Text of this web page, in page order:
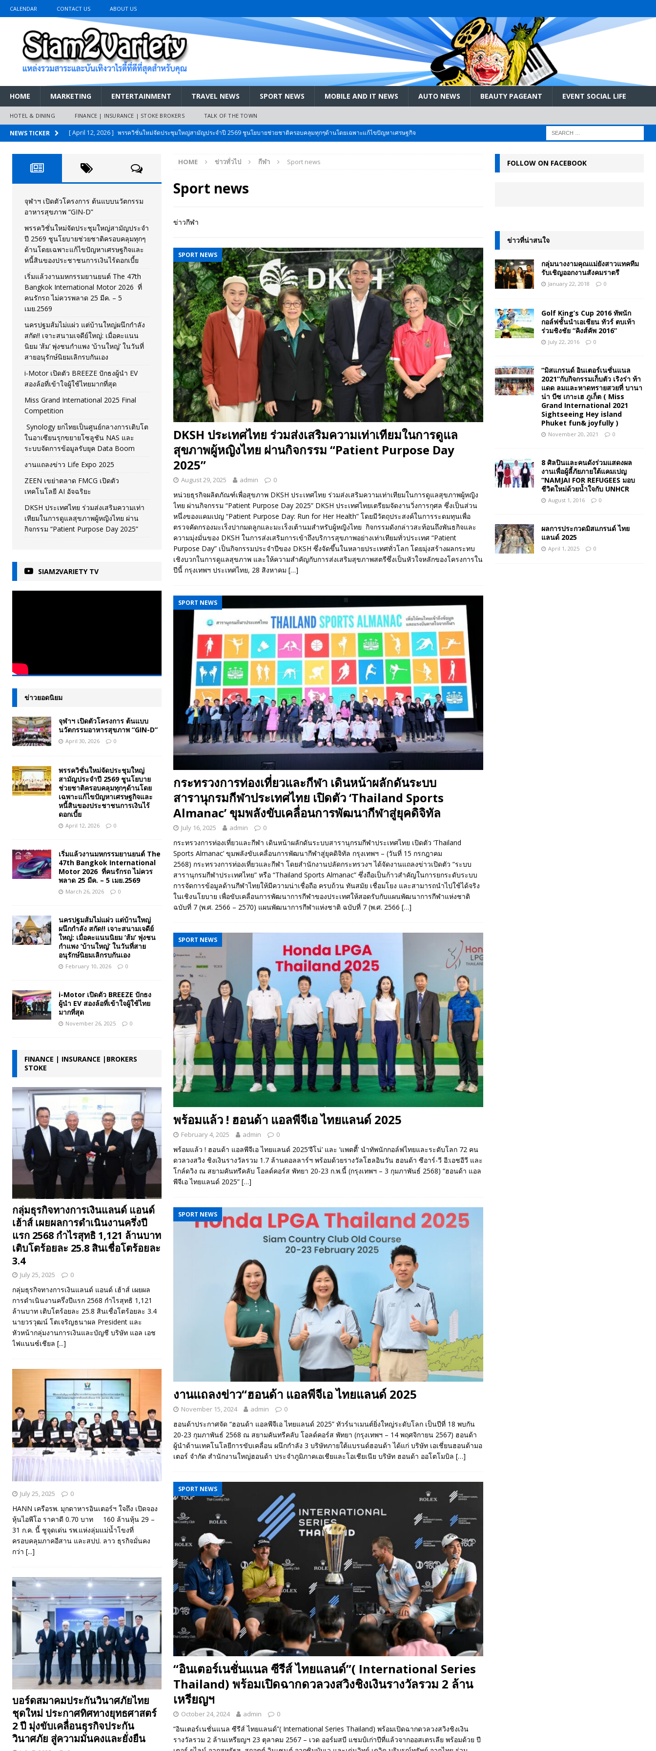
CALENDAR CONTACT US ABOUT US
HOME MARKETING ENTERTAINMENT TRAVEL NEWS SPORT NEWS MOBILE AND IT NEWS AUTO NEWS BEAUTY PAGEANT EVENT SOCIAL LIFE
HOTEL & DINING FINANCE | INSURANCE | STOKE BROKERS TALK OF THE TOWN
NEWS TICKER [ April 12, 2026 ] พรรควิชั่นใหม่จัดประชุมใหญ่สามัญประจำปี 2569 ชูนโยบายช่วยชาติครอบคลุมทุกๆด้านโดยเฉพาะแก้ไขปัญหาเศรษฐกิจ
[ March 26, 2026 ]
เริ่มแล้วงานมหกรรมยานยนต์ The 47th Bangkok International Motor 2026 ที่คนรักรถ ไม่ควรพลาด 25 มีค. – 5
เมย.2569
AUTO NEWS
[ February 10, 2026 ] นครปฐมส้มไม่แผ่ว แต่บ้านใหญ่ผนึกกำลัง สกัด!! เจาะสนามเจดีย์ใหญ่: เมื่อคะแนนนิยม ‘ส้ม’ พุ่งชนกำแพง ‘บ้านใหญ่’ ใน
วันที่สายอนุรักษ์นิยมเลิกรบกันเอง
[ November 26, 2025 ] i-Motor เปิดตัว BREEZE ปักธงผู้นำ EV สองล้อที่เข้าใจผู้ใช้ไทยมากที่สุด
[ April 30, 2026 ] จุฬาฯ เปิดตัวโครงการ ต้นแบบนวัตกรรมอาหารสุขภาพ “GIN-D” EVENT SOCIAL LIFE
HOME ข่าวทั่วไป กีฬา Sport news
Sport news
ข่าวกีฬา
SPORT NEWS
DKSH ประเทศไทย ร่วมส่งเสริมความเท่าเทียมในการดูแล
สุขภาพผู้หญิงไทย ผ่านกิจกรรม “Patient Purpose Day
2025”
August 29, 2025 admin 0
หน่วยธุรกิจผลิตภัณฑ์เพื่อสุขภาพ DKSH ประเทศไทย ร่วมส่งเสริมความเท่าเทียมในการดูแลสุขภาพผู้หญิง
ไทย ผ่านกิจกรรม “Patient Purpose Day 2025” DKSH ประเทศไทยเตรียมจัดงานวิ่งการกุศล ซึ่งเป็นส่วน
หนึ่งของแคมเปญ “Patient Purpose Day: Run for Her Health” โดยมีวัตถุประสงค์ในการระดมทุนเพื่อ
ตรวจคัดกรองมะเร็งปากมดลูกและมะเร็งเต้านมสำหรับผู้หญิงไทย กิจกรรมดังกล่าวสะท้อนถึงพันธกิจและ
ความมุ่งมั่นของ DKSH ในการส่งเสริมการเข้าถึงบริการสุขภาพอย่างเท่าเทียมทั่วประเทศ “Patient
Purpose Day” เป็นกิจกรรมประจำปีของ DKSH ซึ่งจัดขึ้นในหลายประเทศทั่วโลก โดยมุ่งสร้างผลกระทบ
เชิงบวกในการดูแลสุขภาพ และให้ความสำคัญกับการส่งเสริมสุขภาพสตรีซึ่งเป็นหัวใจหลักของโครงการใน
ปีนี้ กรุงเทพฯ ประเทศไทย, 28 สิงหาคม […]
SPORT NEWS
กระทรวงการท่องเที่ยวและกีฬา เดินหน้าผลักดันระบบ
สารานุกรมกีฬาประเทศไทย เปิดตัว ‘Thailand Sports
Almanac’ ขุมพลังขับเคลื่อนการพัฒนากีฬาสู่ยุคดิจิทัล
July 16, 2025 admin 0
กระทรวงการท่องเที่ยวและกีฬา เดินหน้าผลักดันระบบสารานุกรมกีฬาประเทศไทย เปิดตัว ‘Thailand
Sports Almanac’ ขุมพลังขับเคลื่อนการพัฒนากีฬาสู่ยุคดิจิทัล กรุงเทพฯ – (วันที่ 15 กรกฎาคม
2568) กระทรวงการท่องเที่ยวและกีฬา โดยสำนักงานปลัดกระทรวงฯ ได้จัดงานแถลงข่าวเปิดตัว “ระบบ
สารานุกรมกีฬาประเทศไทย” หรือ “Thailand Sports Almanac” ซึ่งถือเป็นก้าวสำคัญในการยกระดับระบบ
การจัดการข้อมูลด้านกีฬาไทยให้มีความน่าเชื่อถือ ครบถ้วน ทันสมัย เชื่อมโยง และสามารถนำไปใช้ได้จริง
ในเชิงนโยบาย เพื่อขับเคลื่อนการพัฒนาการกีฬาของประเทศให้สอดรับกับแผนพัฒนาการกีฬาแห่งชาติ
ฉบับที่ 7 (พ.ศ. 2566 – 2570) แผนพัฒนาการกีฬาแห่งชาติ ฉบับที่ 7 (พ.ศ. 2566 […]
SPORT NEWS
พร้อมแล้ว ! ฮอนด้า แอลพีจีเอ ไทยแลนด์ 2025
February 4, 2025 admin 0
พร้อมแล้ว ! ฮอนด้า แอลพีจีเอ ไทยแลนด์ 2025‘จีโน่’ และ ‘แพตตี้’ นำทัพนักกอล์ฟไทยและระดับโลก 72 คน
ดวลวงสวิง ชิงเงินรางวัลรวม 1.7 ล้านดอลลาร์ฯ พร้อมด้วยรางวัลโฮลอินวัน ฮอนด้า ซีอาร์-วี อี:เอชอีวี และ
โกล์ดวิง ณ สยามคันทรีคลับ โอลด์คอร์ส พัทยา 20-23 ก.พ.นี้ (กรุงเทพฯ – 3 กุมภาพันธ์ 2568) “ฮอนด้า แอล
พีจีเอ ไทยแลนด์ 2025” […]
SPORT NEWS
งานแถลงข่าว“ฮอนด้า แอลพีจีเอ ไทยแลนด์ 2025
November 15, 2024 admin 0
ฮอนด้าประกาศจัด “ฮอนด้า แอลพีจีเอ ไทยแลนด์ 2025” ทัวร์นาเมนต์ยิ่งใหญ่ระดับโลก เป็นปีที่ 18 พบกัน
20-23 กุมภาพันธ์ 2568 ณ สยามคันทรีคลับ โอลด์คอร์ส พัทยา (กรุงเทพฯ – 14 พฤศจิกายน 2567) ฮอนด้า
ผู้นำด้านเทคโนโลยีการขับเคลื่อน ผนึกกำลัง 3 บริษัทภายใต้แบรนด์ฮอนด้า ได้แก่ บริษัท เอเชี่ยนฮอนด้ามอ
เตอร์ จำกัด สำนักงานใหญ่ฮอนด้า ประจำภูมิภาคเอเชียและโอเชียเนีย บริษัท ฮอนด้า ออโตโมบิล […]
SPORT NEWS
“อินเตอร์เนชั่นแนล ซีรีส์ ไทยแลนด์”( International Series
Thailand) พร้อมเปิดฉากดวลวงสวิงชิงเงินรางวัลรวม 2 ล้าน
เหรียญฯ
October 24, 2024 admin 0
“อินเตอร์เนชั่นแนล ซีรีส์ ไทยแลนด์”( International Series Thailand) พร้อมเปิดฉากดวลวงสวิงชิงเงิน
รางวัลรวม 2 ล้านเหรียญฯ 23 ตุลาคม 2567 – เวด ออร์มสบี แชมป์เก่าปีที่แล้วจากออสเตรเลีย พร้อมด้วย ปี
จุฬาฯ เปิดตัวโครงการ ต้นแบบนวัตกรรม
อาหารสุขภาพ “GIN-D”
พรรควิชั่นใหม่จัดประชุมใหญ่สามัญประจำ
ปี 2569 ชูนโยบายช่วยชาติครอบคลุมทุกๆ
ด้านโดยเฉพาะแก้ไขปัญหาเศรษฐกิจและ
หนี้สินของประชาชนการเงินไร้ดอกเบี้ย
เริ่มแล้วงานมหกรรมยานยนต์ The 47th
Bangkok International Motor 2026 ที่
คนรักรถ ไม่ควรพลาด 25 มีค. – 5
เมย.2569
นครปฐมส้มไม่แผ่ว แต่บ้านใหญ่ผนึกกำลัง
สกัด!! เจาะสนามเจดีย์ใหญ่: เมื่อคะแนน
นิยม ‘ส้ม’ พุ่งชนกำแพง ‘บ้านใหญ่’ ในวันที่
สายอนุรักษ์นิยมเลิกรบกันเอง
i-Motor เปิดตัว BREEZE ปักธงผู้นำ EV
สองล้อที่เข้าใจผู้ใช้ไทยมากที่สุด
Miss Grand International 2025 Final
Competition
Synology ยกไทยเป็นศูนย์กลางการเติบโต
ในอาเซียนรุกขยายโซลูชัน NAS และ
ระบบจัดการข้อมูลรับยุค Data Boom
งานแถลงข่าว Life Expo 2025
ZEEN เขย่าตลาด FMCG เปิดตัว
เทคโนโลยี AI อัจฉริยะ
DKSH ประเทศไทย ร่วมส่งเสริมความเท่า
เทียมในการดูแลสุขภาพผู้หญิงไทย ผ่าน
กิจกรรม “Patient Purpose Day 2025”
SIAM2VARIETY TV
ข่าวยอดนิยม
จุฬาฯ เปิดตัวโครงการ ต้นแบบ
นวัตกรรมอาหารสุขภาพ “GIN-D”
April 30, 2026 0
พรรควิชั่นใหม่จัดประชุมใหญ่
สามัญประจำปี 2569 ชูนโยบาย
ช่วยชาติครอบคลุมทุกๆด้านโดย
เฉพาะแก้ไขปัญหาเศรษฐกิจและ
หนี้สินของประชาชนการเงินไร้
ดอกเบี้ย
April 12, 2026 0
เริ่มแล้วงานมหกรรมยานยนต์ The
47th Bangkok International
Motor 2026 ที่คนรักรถ ไม่ควร
พลาด 25 มีค. – 5 เมย.2569
March 26, 2026 0
นครปฐมส้มไม่แผ่ว แต่บ้านใหญ่
ผนึกกำลัง สกัด!! เจาะสนามเจดีย์
ใหญ่: เมื่อคะแนนนิยม ‘ส้ม’ พุ่งชน
กำแพง ‘บ้านใหญ่’ ในวันที่สาย
อนุรักษ์นิยมเลิกรบกันเอง
February 10, 2026 0
i-Motor เปิดตัว BREEZE ปักธง
ผู้นำ EV สองล้อที่เข้าใจผู้ใช้ไทย
มากที่สุด
November 26, 2025 0
FINANCE | INSURANCE |BROKERS
STOKE
กลุ่มธุรกิจทางการเงินแลนด์ แอนด์
เฮ้าส์ เผยผลการดำเนินงานครึ่งปี
แรก 2568 กำไรสุทธิ 1,121 ล้านบาท
เติบโตร้อยละ 25.8 สินเชื่อโตร้อยละ
3.4
July 25, 2025 0
กลุ่มธุรกิจทางการเงินแลนด์ แอนด์ เฮ้าส์ เผยผล
การดำเนินงานครึ่งปีแรก 2568 กำไรสุทธิ 1,121
ล้านบาท เติบโตร้อยละ 25.8 สินเชื่อโตร้อยละ 3.4
นายวรวุฒน์ โตเจริญธนาผล President และ
หัวหน้ากลุ่มงานการเงินและบัญชี บริษัท แอล เอช
ไฟแนนซ์เชียล [...]
July 25, 2025 0
HANN เครือรพ. มุกดาหารอินเตอร์ฯ ใจถึง เปิดจอง
หุ้นไอพีโอ ราคาดี 0.70 บาท 160 ล้านหุ้น 29 –
31 ก.ค. นี้ ชูจุดเด่น รพ.แห่งลุ่มแม่น้ำโขงที่
ครอบคลุมภาคอีสาน และสปป. ลาว ธุรกิจมั่นคง
กว่า [...]
บอร์ดสมาคมประกันวินาศภัยไทย
ชุดใหม่ ประกาศทิศทางยุทธศาสตร์
2 ปี มุ่งขับเคลื่อนธุรกิจประกัน
วินาศภัย สู่ความมั่นคงและยั่งยืน
FOLLOW ON FACEBOOK
ข่าวที่น่าสนใจ
กลุ่มนางงามคุณแม่ยังสาวแทคทีม
รับเชิญออกงานสังคมราตรี
January 22, 2018 0
Golf King’s Cup 2016 ทัพนัก
กอล์ฟชั้นนำเอเชียน ทัวร์ ตบเท้า
ร่วมชิงชัย “คิงส์คัพ 2016”
July 22, 2016 0
“มิสแกรนด์ อินเตอร์เนชั่นแนล
2021”กับกิจกรรมเก็บตัว เริงร่า ท้า
แดด ลมและหาดทรายสวยที่ บานา
น่า บีซ เกาะเฮ ภูเก็ต ( Miss
Grand International 2021
Sightseeing Hey island
Phuket fun& joyfully )
November 20, 2021 0
8 ศิลปินและคนดังร่วมแสดงผล
งานเพื่อผู้ลี้ภัยภายใต้แคมเปญ
“NAMJAI FOR REFUGEES มอบ
ชีวิตใหม่ด้วยน้ำใจกับ UNHCR
August 1, 2016 0
ผลการประกวดมิสแกรนด์ ไทย
แลนด์ 2025
April 1, 2025 0